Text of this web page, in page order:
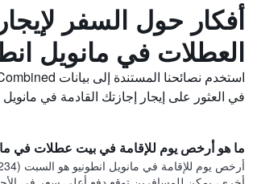
أفكار حول السفر
العطلات في مانويل
في العثور على إيجار إجازتك القادمة في مانويل
ما هو أرخص يوم للإقامة في بيت عطلات في